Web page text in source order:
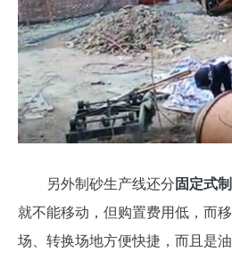
另外制砂生产线还分 固定式
就不能移动，但购置费用低，而
场、转换场地方便快捷，而且是